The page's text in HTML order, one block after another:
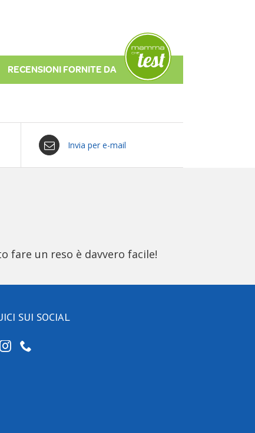
Invia per e-mail
fare un reso è davvero facile!
SUI SOCIAL